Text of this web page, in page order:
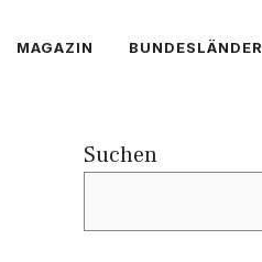
MAGAZIN BUNDESLÄNDER
Suchen